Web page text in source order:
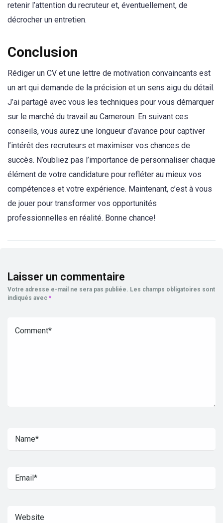
retenir l’attention du recruteur et, éventuellement, de
décrocher un entretien.
Conclusion
Rédiger un CV et une lettre de motivation convaincants est
un art qui demande de la précision et un sens aigu du détail.
J’ai partagé avec vous les techniques pour vous démarquer
sur le marché du travail au Cameroun. En suivant ces
conseils, vous aurez une longueur d’avance pour captiver
l’intérêt des recruteurs et maximiser vos chances de
succès. N’oubliez pas l’importance de personnaliser chaque
élément de votre candidature pour refléter au mieux vos
compétences et votre expérience. Maintenant, c’est à vous
de jouer pour transformer vos opportunités
professionnelles en réalité. Bonne chance!
Laisser un commentaire
Votre adresse e-mail ne sera pas publiée. Les champs obligatoires sont
indiqués avec *